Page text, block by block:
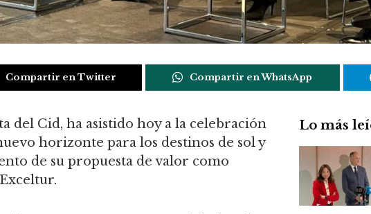
Compartir en Twitter Compartir en WhatsApp
del Cid, ha asistido hoy a la celebración
horizonte para los destinos de sol y
de su propuesta de valor como
Lo más